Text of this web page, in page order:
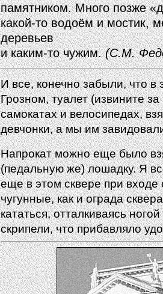
памятником. Много позже
какой-то водоём и мостик,
деревьев
и каким-то чужим.(С.М.
И все, конечно забыли, что в
Грозном, туалет (извините
самокатах и велосипедах,
девчонки, а мы им
Напрокат можно еще было
(педальную же) лошадку. Я
еще в этом сквере при
чугунные, как и ограда
кататься, отталкиваясь
скрипели, что прибавляло